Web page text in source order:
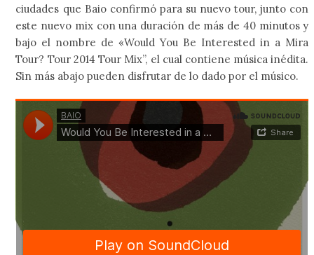
ciudades que Baio confirmó para su nuevo tour, junto con
este nuevo mix con una duración de más de 40 minutos y
bajo el nombre de «Would You Be Interested in a Mira
Tour? Tour 2014 Tour Mix”, el cual contiene música inédita.
Sin más abajo pueden disfrutar de lo dado por el músico.